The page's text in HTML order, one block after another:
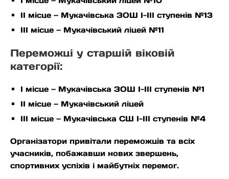
ІІ місце — Мукачівська ЗОШ І-ІІІ ступенів №13
ІІІ місце — Мукачівський ліцей №11
Переможці у старшій віковій
категорії:
І місце — Мукачівська ЗОШ І-ІІІ ступенів №1
ІІ місце — Мукачівський ліцей
ІІІ місце — Мукачівська СШ І-ІІІ ступенів №4
Організатори привітали переможців та всіх
учасників, побажавши нових звершень,
спортивних успіхів і майбутніх перемог.